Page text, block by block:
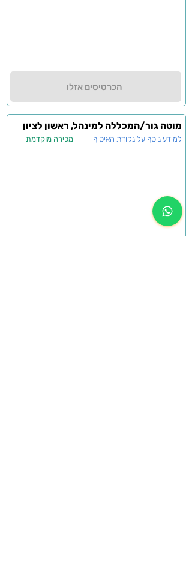
הכרטיסים אזלו
מוטה גור/המכללה למינהל, ראשון לציון
מכירה מוקדמת למידע נוסף על נקודת האיסוף